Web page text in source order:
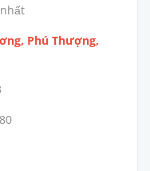
Phú Thượng,